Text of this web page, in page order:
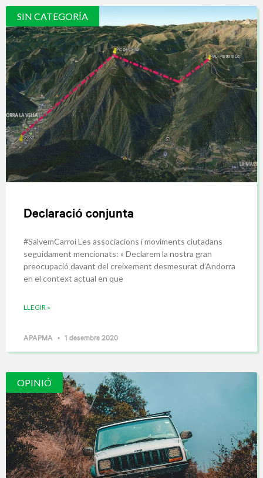
SIN CATEGORÍA
Declaració conjunta
#SalvemCarroi Les associacions i moviments ciutadans
seguidament mencionats: » Declarem la nostra gran
preocupació davant del creixement desmesurat d’Andorra
en el context actual en que
LLEGIR »
APAPMA 1 desembre 2020
OPINIÓ